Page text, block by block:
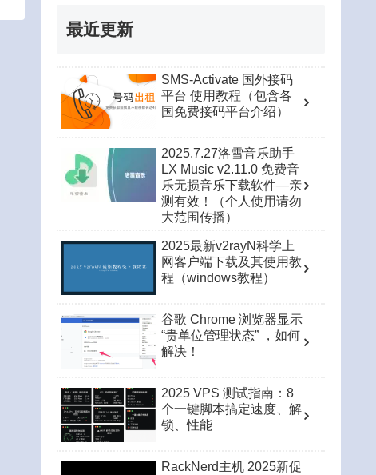
最近更新
SMS-Activate 国外接码
平台 使用教程（包含各
国免费接码平台介绍）
2025.7.27洛雪音乐助手
LX Music v2.11.0 免费音
乐无损音乐下载软件—亲
测有效！（个人使用请勿
大范围传播）
2025最新v2rayN科学上
网客户端下载及其使用教
程（windows教程）
谷歌 Chrome 浏览器显示
“贵单位管理状态” ，如何
解决！
2025 VPS 测试指南：8
个一键脚本搞定速度、解
锁、性能
RackNerd主机 2025新促